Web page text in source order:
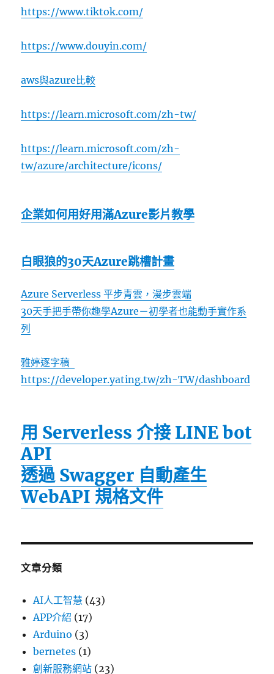
https://www.tiktok.com/
https://www.douyin.com/
aws與azure比較
https://learn.microsoft.com/zh-tw/
https://learn.microsoft.com/zh-
tw/azure/architecture/icons/
企業如何用好用滿Azure影片教學
白眼狼的30天Azure跳槽計畫
Azure Serverless 平步青雲，漫步雲端
30天手把手帶你趣學Azure－初學者也能動手實作系
列
雅婷逐字稿
https://developer.yating.tw/zh-TW/dashboard
用 Serverless 介接 LINE bot
API
透過 Swagger 自動產生
WebAPI 規格文件
文章分類
AI人工智慧 (43)
APP介紹 (17)
Arduino (3)
bernetes (1)
創新服務網站 (23)